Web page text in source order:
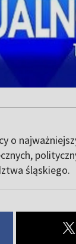
o
śląskiego.